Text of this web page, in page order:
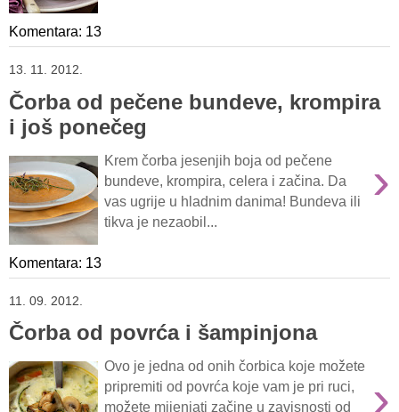
Komentara: 13
13. 11. 2012.
Čorba od pečene bundeve, krompira
i još ponečeg
›
Krem čorba jesenjih boja od pečene
bundeve, krompira, celera i začina. Da
vas ugrije u hladnim danima! Bundeva ili
tikva je nezaobil...
Komentara: 13
11. 09. 2012.
Čorba od povrća i šampinjona
›
Ovo je jedna od onih čorbica koje možete
pripremiti od povrća koje vam je pri ruci,
možete mijenjati začine u zavisnosti od